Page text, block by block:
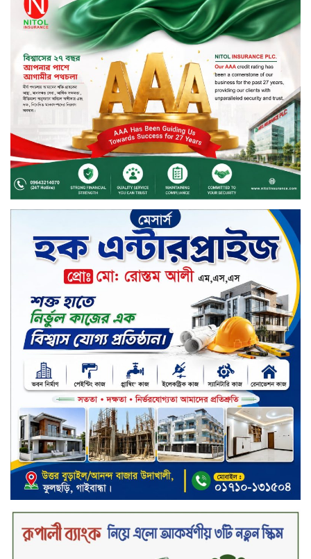
সিলেটের ওসমানীনগরে দুই বাসের
মুখোমুখি সংঘর্ষে ৮ জন নিহত
২০২৯ সালের মধ্যে বাংলাদেশের
সবচেয়ে বিশ্বস্ত, টেকসই ও ক্যাশলেস
ব্যাংক হওয়ার লক্ষ্য নিয়ে ‘ভিশন ২০২৯’
উন্মোচন করল কমিউনিটি ব্যাংক
বাংলাদেশ পিএলসি
শিক্ষার্থীদের জন্য দারাজে এক্সক্লুসিভ
ডিসকাউন্ট নিয়ে আসছে রিয়েলমি
সি১০০এক্স
পরিবারের কাছে কিশোরের কান্নাজড়িত
কণ্ঠ শোনিয়ে ১২ লাখ টাকা মুক্তিপণ
দাবি, টাকা না পেয়ে শ্বাসরোধে হত্যা—
আলোচিত রাফিজ হত্যা মামলার অন্যতম
আসামি গাজীপুর থেকে গ্রেফতার
নড়াইলে বিএনপির ৬ নেতার
বহিষ্কারাদেশ প্রত্যাহার
দেশজুড়ে কেনাকাটায় সেরা অফার, ব্র্যান্ড
রাশ আওয়ার এবং এক্সক্লুসিভ পেমেন্ট
ডিসকাউন্ট নিয়ে এলো দারাজ ৮.৮ গ্রেট
৮ সেল
টাঙ্গাইল জেলা পরিষদের ২৩লাখ টাকার
অনুদান বিতরণ
ডিজিটাল স্ক্রিন ছেড়ে ফসলের মাঠে
শিক্ষার্থীরা; টাঙ্গাইলের মহিষমারা কলেজে
খুন্তি-কোদালে তরুণদের নতুন বিপ্লব!